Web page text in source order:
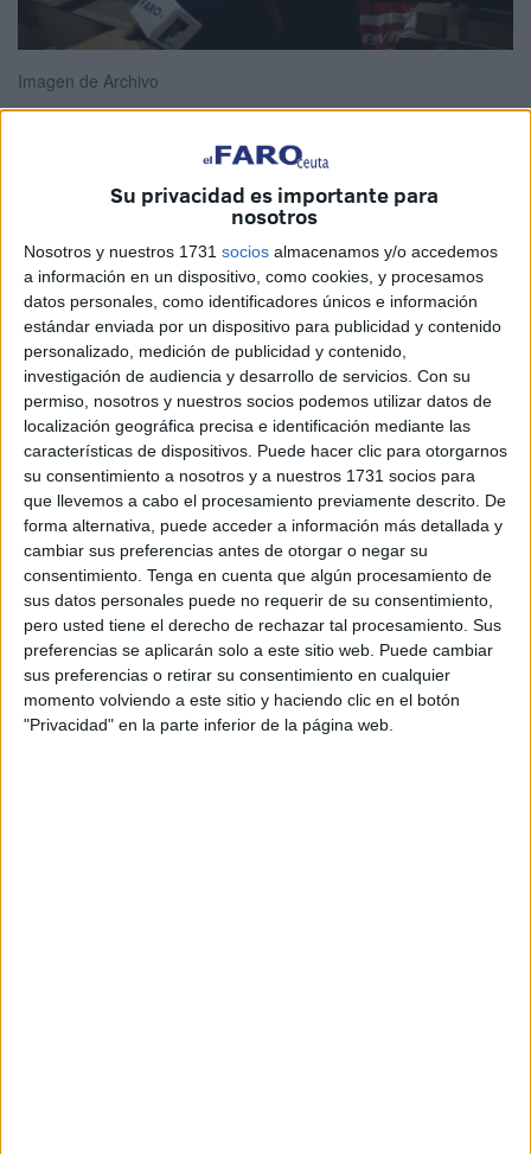
Su privacidad es importante para
nosotros
Nosotros y nuestros 1731 socios almacenamos y/o accedemos
a información en un dispositivo, como cookies, y procesamos
datos personales, como identificadores únicos e información
estándar enviada por un dispositivo para publicidad y contenido
personalizado, medición de publicidad y contenido,
investigación de audiencia y desarrollo de servicios. Con su
permiso, nosotros y nuestros socios podemos utilizar datos de
localización geográfica precisa e identificación mediante las
características de dispositivos. Puede hacer clic para otorgarnos
su consentimiento a nosotros y a nuestros 1731 socios para
que llevemos a cabo el procesamiento previamente descrito. De
forma alternativa, puede acceder a información más detallada y
cambiar sus preferencias antes de otorgar o negar su
consentimiento. Tenga en cuenta que algún procesamiento de
sus datos personales puede no requerir de su consentimiento,
pero usted tiene el derecho de rechazar tal procesamiento. Sus
preferencias se aplicarán solo a este sitio web. Puede cambiar
sus preferencias o retirar su consentimiento en cualquier
momento volviendo a este sitio y haciendo clic en el botón
"Privacidad" en la parte inferior de la página web.
Imagen de Archivo
El Consejo de Hermandades y Cofradíasde la Ciudad y
Obispado de Ceuta ha notificado que tras la celebración
delCabildo General de Eleccionesde la Fervorosa
Cofradía y Hermandad de Penitencia de Nuestro Padre
Jesús Nazareno y Sacratísima Virgen de la Esperanza, ha
resultado electa la candidatura presentada por el hermano
José Ángel Sotomayor Benítez.
El proceso se llevó a caboel pasado viernes 20 de
febreropara proceder a la elección del hermano mayor de
la Fervorosa Cofradía y Hermandad de Penitencia de
Nuestro Padre Jesús Nazareno y Sacratísima Virgen de la
Esperanza, así como de los cofrades que lo acompañarán
durante los próximos cuatro años.
Con una única candidatura presentada, el Cabildo de
Elecciones se celebró en la Casa de Hermandad, ubicada
en la calle Velarde, 9, entre las 19:00 y las 21:00 horas.